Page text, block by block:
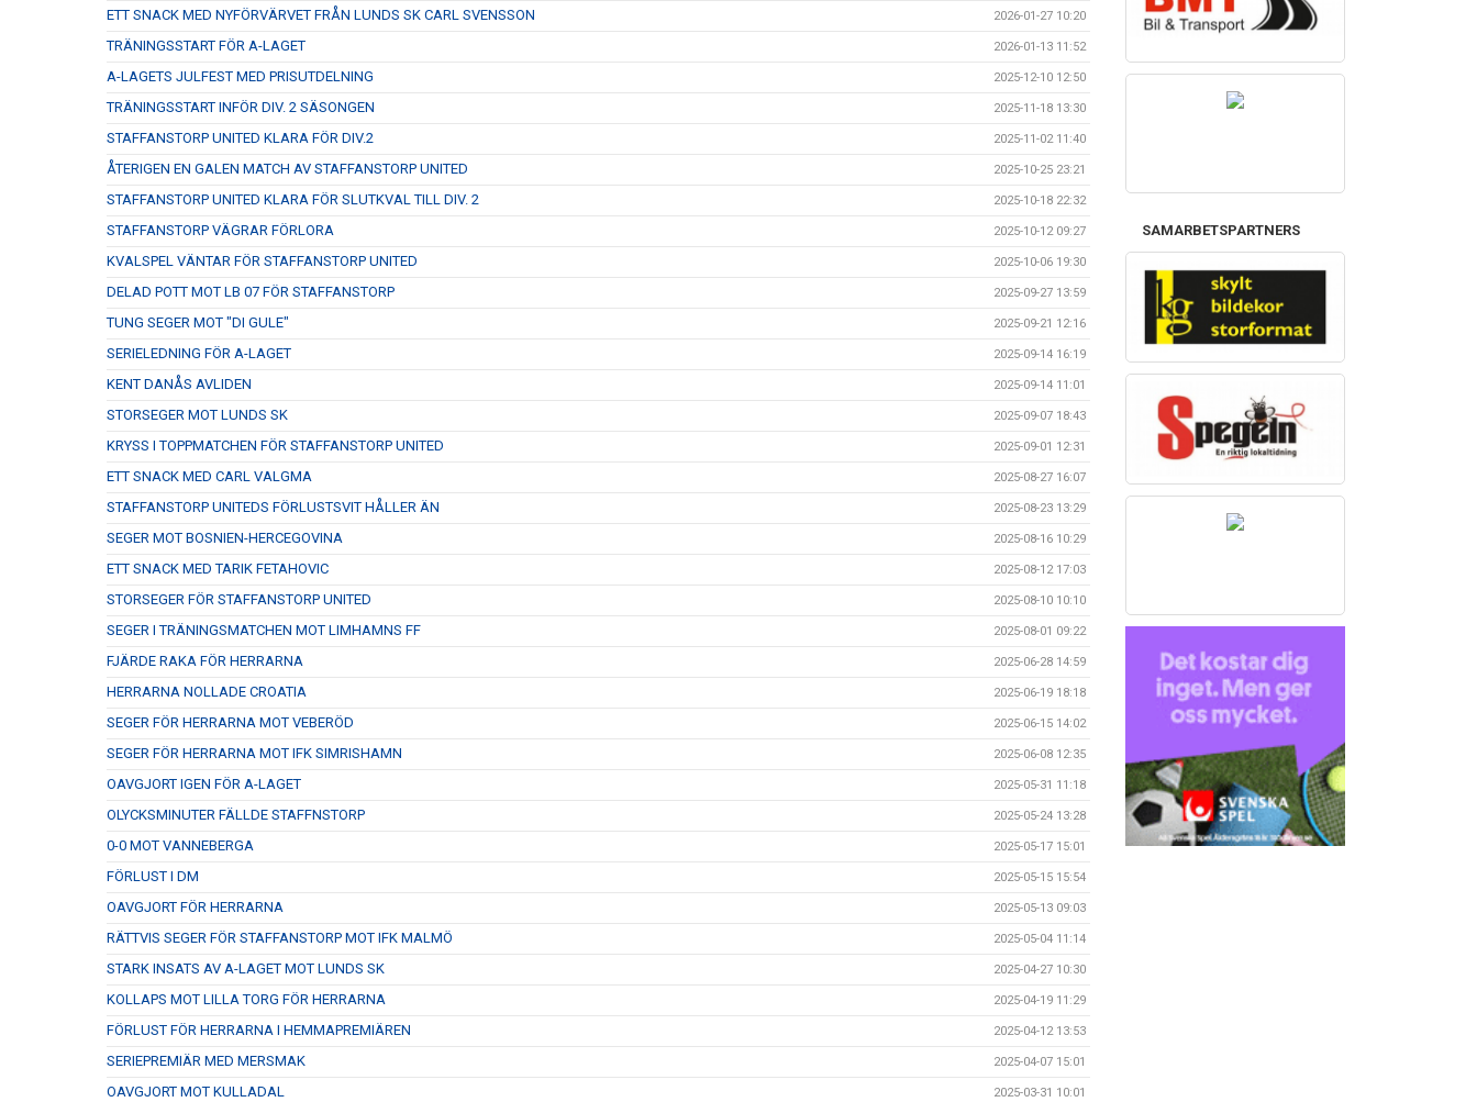
ETT SNACK MED NYFÖRVÄRVET FRÅN LUNDS SK CARL SVENSSON 2026-01-27 10:20
TRÄNINGSSTART FÖR A-LAGET 2026-01-13 11:52
A-LAGETS JULFEST MED PRISUTDELNING 2025-12-10 12:50
TRÄNINGSSTART INFÖR DIV. 2 SÄSONGEN 2025-11-18 13:30
STAFFANSTORP UNITED KLARA FÖR DIV.2 2025-11-02 11:40
ÅTERIGEN EN GALEN MATCH AV STAFFANSTORP UNITED 2025-10-25 23:21
STAFFANSTORP UNITED KLARA FÖR SLUTKVAL TILL DIV. 2 2025-10-18 22:32
STAFFANSTORP VÄGRAR FÖRLORA 2025-10-12 09:27
KVALSPEL VÄNTAR FÖR STAFFANSTORP UNITED 2025-10-06 19:30
DELAD POTT MOT LB 07 FÖR STAFFANSTORP 2025-09-27 13:59
TUNG SEGER MOT "DI GULE" 2025-09-21 12:16
SERIELEDNING FÖR A-LAGET 2025-09-14 16:19
KENT DANÅS AVLIDEN 2025-09-14 11:01
STORSEGER MOT LUNDS SK 2025-09-07 18:43
KRYSS I TOPPMATCHEN FÖR STAFFANSTORP UNITED 2025-09-01 12:31
ETT SNACK MED CARL VALGMA 2025-08-27 16:07
STAFFANSTORP UNITEDS FÖRLUSTSVIT HÅLLER ÄN 2025-08-23 13:29
SEGER MOT BOSNIEN-HERCEGOVINA 2025-08-16 10:29
ETT SNACK MED TARIK FETAHOVIC 2025-08-12 17:03
STORSEGER FÖR STAFFANSTORP UNITED 2025-08-10 10:10
SEGER I TRÄNINGSMATCHEN MOT LIMHAMNS FF 2025-08-01 09:22
FJÄRDE RAKA FÖR HERRARNA 2025-06-28 14:59
HERRARNA NOLLADE CROATIA 2025-06-19 18:18
SEGER FÖR HERRARNA MOT VEBERÖD 2025-06-15 14:02
SEGER FÖR HERRARNA MOT IFK SIMRISHAMN 2025-06-08 12:35
OAVGJORT IGEN FÖR A-LAGET 2025-05-31 11:18
OLYCKSMINUTER FÄLLDE STAFFNSTORP 2025-05-24 13:28
0-0 MOT VANNEBERGA 2025-05-17 15:01
FÖRLUST I DM 2025-05-15 15:54
OAVGJORT FÖR HERRARNA 2025-05-13 09:03
RÄTTVIS SEGER FÖR STAFFANSTORP MOT IFK MALMÖ 2025-05-04 11:14
STARK INSATS AV A-LAGET MOT LUNDS SK 2025-04-27 10:30
KOLLAPS MOT LILLA TORG FÖR HERRARNA 2025-04-19 11:29
FÖRLUST FÖR HERRARNA I HEMMAPREMIÄREN 2025-04-12 13:53
SERIEPREMIÄR MED MERSMAK 2025-04-07 15:01
OAVGJORT MOT KULLADAL 2025-03-31 10:01
SAMARBETSPARTNERS